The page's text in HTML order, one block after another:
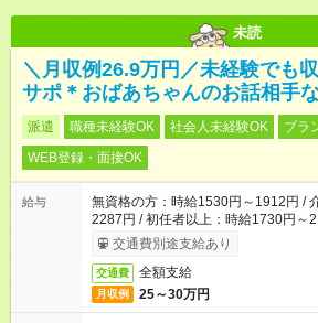
未読
＼月収例26.9万円／未経験でも
サポ＊おばあちゃんのお話相手
派遣 職種未経験OK 社会人未経験OK
ブラ
WEB登録・面接OK
給与
無資格の方：時給1530円～1912円 /
2287円 / 初任者以上：時給1730円～
交通費別途支給あり
交通費 全額支給
月収例 25～30万円